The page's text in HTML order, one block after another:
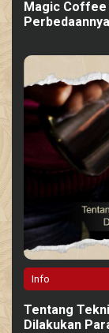
Magic Coffee
Info
Tentang
Dilakukan